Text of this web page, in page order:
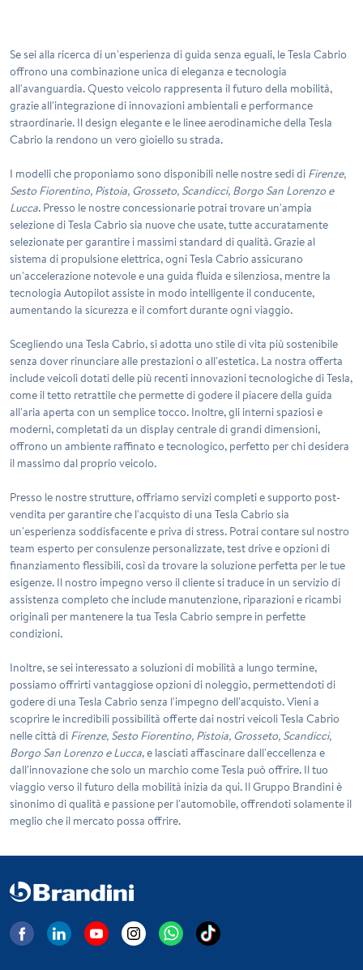
Se sei alla ricerca di un'esperienza di guida senza eguali, leTesla Cabrio
offrono una combinazione unica di eleganza e tecnologia
all'avanguardia. Questo veicolo rappresenta il futuro della mobilità,
grazie all'integrazione di innovazioni ambientali e performance
straordinarie. Il design elegante e le linee aerodinamiche della Tesla
Cabrio la rendono un vero gioiello su strada.
I modelli che proponiamo sono disponibili nelle nostre sedi di Firenze,
Sesto Fiorentino, Pistoia, Grosseto, Scandicci, Borgo San Lorenzo e
Lucca. Presso le nostre concessionarie potrai trovare un'ampia
selezione di Tesla Cabrio sia nuove che usate, tutte accuratamente
selezionate per garantire i massimi standard di qualità. Grazie al
sistema di propulsione elettrica, ogni Tesla Cabrio assicurano
un'accelerazione notevole e una guida fluida e silenziosa, mentre la
tecnologia Autopilot assiste in modo intelligente il conducente,
aumentando la sicurezza e il comfort durante ogni viaggio.
Scegliendo una Tesla Cabrio, si adotta uno stile di vita più sostenibile
senza dover rinunciare alle prestazioni o all'estetica. La nostra offerta
include veicoli dotati delle più recenti innovazioni tecnologiche di Tesla,
come il tetto retrattile che permette di godere il piacere della guida
all'aria aperta con un semplice tocco. Inoltre, gli interni spaziosi e
moderni, completati da un display centrale di grandi dimensioni,
offrono un ambiente raffinato e tecnologico, perfetto per chi desidera
il massimo dal proprio veicolo.
Presso le nostre strutture, offriamo servizi completi e supporto post-
vendita per garantire che l'acquisto di una Tesla Cabrio sia
un'esperienza soddisfacente e priva di stress. Potrai contare sul nostro
team esperto per consulenze personalizzate, test drive e opzioni di
finanziamento flessibili, così da trovare la soluzione perfetta per le tue
esigenze. Il nostro impegno verso il cliente si traduce in un servizio di
assistenza completo che include manutenzione, riparazioni e ricambi
originali per mantenere la tua Tesla Cabrio sempre in perfette
condizioni.
Inoltre, se sei interessato a soluzioni di mobilità a lungo termine,
possiamo offrirti vantaggiose opzioni di noleggio, permettendoti di
godere di una Tesla Cabrio senza l'impegno dell'acquisto. Vieni a
scoprire le incredibili possibilità offerte dai nostri veicoli Tesla Cabrio
nelle città di Firenze, Sesto Fiorentino, Pistoia, Grosseto, Scandicci,
Borgo San Lorenzo e Lucca, e lasciati affascinare dall'eccellenza e
dall'innovazione che solo un marchio come Tesla può offrire. Il tuo
viaggio verso il futuro della mobilità inizia da qui. Il Gruppo Brandini è
sinonimo di qualità e passione per l'automobile, offrendoti solamente il
meglio che il mercato possa offrire.